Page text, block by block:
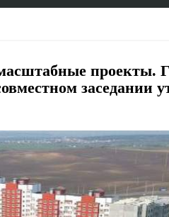
проекты.
заседании